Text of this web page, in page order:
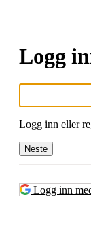
Logg
Logg inn eller
Neste
Logg inn